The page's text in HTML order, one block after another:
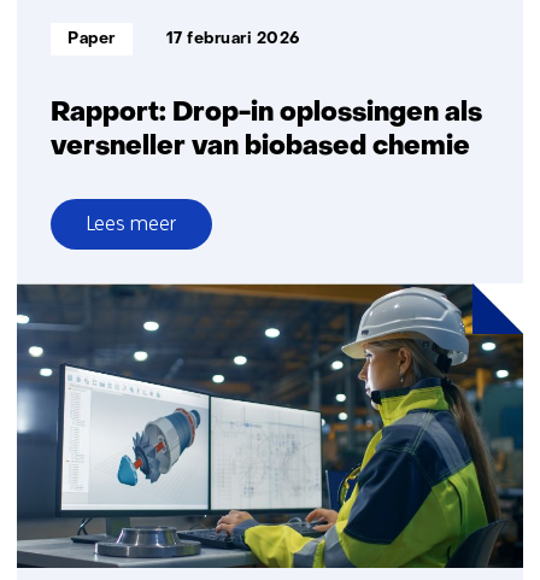
Rapport: Drop-in oplossingen als
versneller van biobased chemie
Informatietype:
Paper 17 februari 2026
Lees meer
over
Rapport:
oplossingen
als
versneller
biobased
chemie